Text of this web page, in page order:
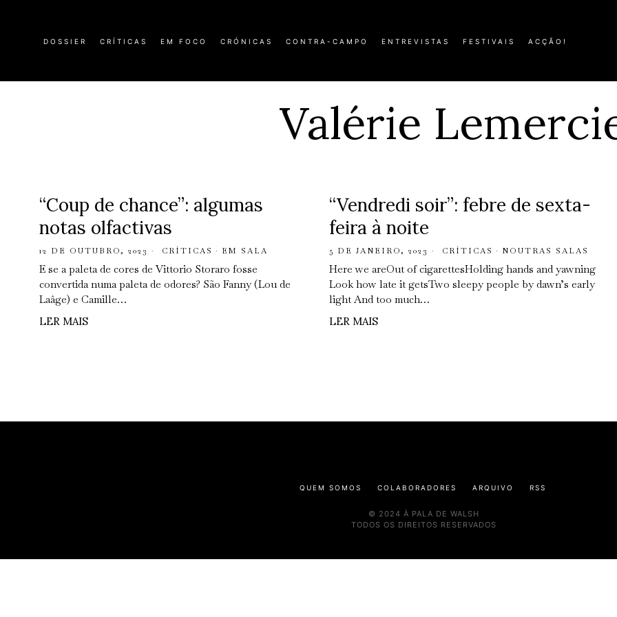
DOSSIER CRÍTICAS EM FOCO CRÓNICAS CONTRA-CAMPO ENTREVISTAS FESTIVAIS ACÇÃO!
Valérie
“Coup de chance”: algumas
notas olfactivas
12 DE OUTUBRO, 2023 CRÍTICAS · EM SALA
E se a paleta de cores de Vittorio Storaro fosse
convertida numa paleta de odores? São Fanny (Lou de
Laâge) e Camille…
LER MAIS
“Vendredi soir”: febre de sexta-
feira à noite
5 DE JANEIRO, 2023 CRÍTICAS · NOUTRAS SALAS
Here we areOut of cigarettesHolding hands and yawning
Look how late it getsTwo sleepy people by dawn’s early
light And too much…
LER MAIS
QUEM SOMOS COLABORADORES ARQUIVO RSS
© 2024 À PALA DE WALSH
TODOS OS DIREITOS RESERVADOS